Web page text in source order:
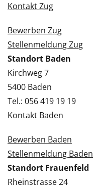
Kontakt Zug
Bewerben Zug
Stellenmeldung Zug
Standort Baden
Kirchweg 7
5400 Baden
Tel.: 056 419 19 19
Kontakt Baden
Bewerben Baden
Stellenmeldung Baden
Standort Frauenfeld
Rheinstrasse 24